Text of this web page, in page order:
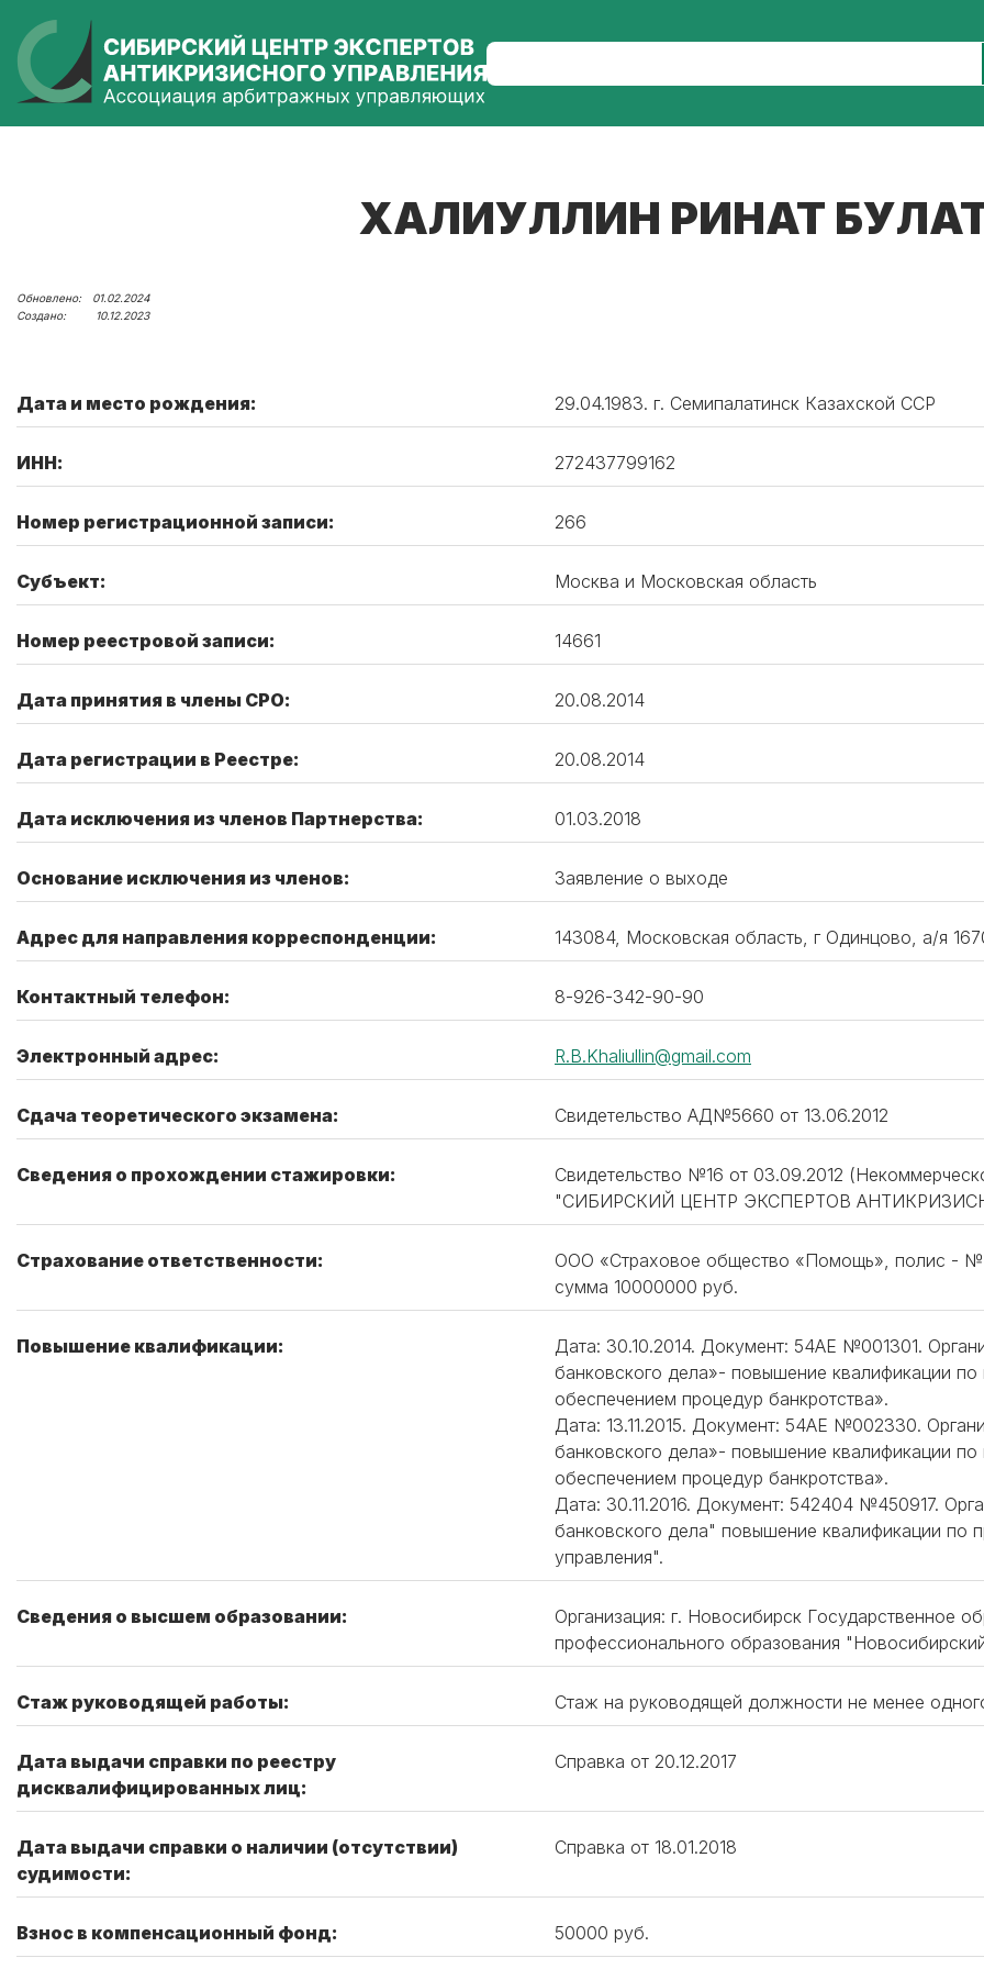
ХАЛИУЛЛИН РИНАТ
01.02.2024
10.12.2023
Дата и место рождения: 29.04.1983. г. Семипалатинск Казахской ССР
ИНН: 272437799162
Номер регистрационной записи: 266
Субъект: Москва и Московская область
Номер реестровой записи: 14661
Дата принятия в члены СРО: 20.08.2014
Дата регистрации в Реестре: 20.08.2014
Дата исключения из членов Партнерства: 01.03.2018
Основание исключения из членов: Заявление о выходе
Адрес для направления корреспонденции: 143084, Московская область, г Одинцово, а/я
Контактный телефон: 8-926-342-90-90
Электронный адрес: R.B.Khaliullin@gmail.com
Сдача теоретического экзамена: Свидетельство АД№5660 от 13.06.2012
Сведения о прохождении стажировки:
Свидетельство №16 от 03.09.2012
"СИБИРСКИЙ ЦЕНТР ЭКСПЕРТОВ
Страхование ответственности:
ООО «Страховое общество «Помощь», полис - №
сумма 10000000 руб.
Повышение квалификации:
Дата: 30.10.2014. Документ: 54АЕ №001301.
банковского дела»- повышение квалификации
обеспечением процедур банкротства».
Дата: 13.11.2015. Документ: 54АЕ №002330.
банковского дела»- повышение квалификации
обеспечением процедур банкротства».
Дата: 30.11.2016. Документ: 542404 №450917.
банковского дела" повышение квалификации по
управления".
Сведения о высшем образовании:
Организация: г. Новосибирск Государственное
профессионального образования
Стаж руководящей работы: Стаж на руководящей должности не менее
Дата выдачи справки по реестру
дисквалифицированных лиц:
Справка от 20.12.2017
Дата выдачи справки о наличии (отсутствии)
судимости:
Справка от 18.01.2018
Взнос в компенсационный фонд: 50000 руб.